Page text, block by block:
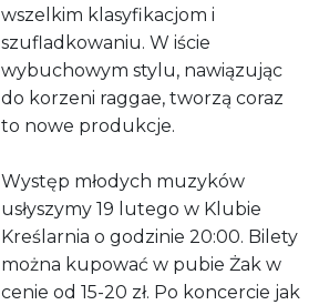
wszelkim klasyfikacjom i
szufladkowaniu. W iście
wybuchowym stylu, nawiązując
do korzeni raggae, tworzą coraz
to nowe produkcje.
Występ młodych muzyków
usłyszymy 19 lutego w Klubie
Kreślarnia o godzinie 20:00. Bilety
można kupować w pubie Żak w
cenie od 15-20 zł. Po koncercie jak